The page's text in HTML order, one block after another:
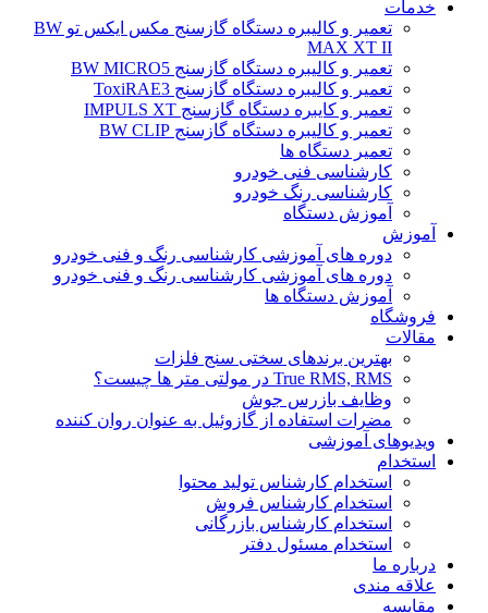
خدمات
تعمیر و کالیبره دستگاه گازسنج مکس ایکس تو BW
MAX XT II
تعمیر و کالیبره دستگاه گازسنج BW MICRO5
تعمیر و کالیبره دستگاه گازسنج ToxiRAE3
تعمیر و کایبره دستگاه گازسنج IMPULS XT
تعمیر و کالیبره دستگاه گازسنج BW CLIP
تعمیر دستگاه ها
کارشناسی فنی خودرو
کارشناسی رنگ خودرو
آموزش دستگاه
آموزش
دوره های آموزشی کارشناسی رنگ و فنی خودرو
دوره های آموزشی کارشناسی رنگ و فنی خودرو
آموزش دستگاه ها
فروشگاه
مقالات
بهترین برندهای سختی سنج فلزات
True RMS, RMS در مولتی متر ها چیست؟
وظایف بازرس جوش
مضرات استفاده از گازوئیل به عنوان روان کننده
ویدیوهای آموزشی
استخدام
استخدام کارشناس تولید محتوا
استخدام کارشناس فروش
استخدام کارشناس بازرگانی
استخدام مسئول دفتر
درباره ما
علاقه مندی
مقایسه